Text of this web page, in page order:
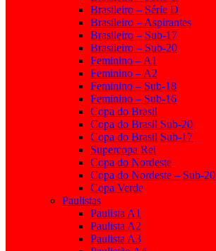
Brasileiro – Série D
Brasileiro – Aspirantes
Brasileiro – Sub-17
Brasileiro – Sub-20
Feminino – A1
Feminino – A2
Feminino – Sub-18
Feminino – Sub-16
Copa do Brasil
Copa do Brasil Sub-20
Copa do Brasil Sub-17
Supercopa Rei
Copa do Nordeste
Copa do Nordeste – Sub-20
Copa Verde
Paulistas
Paulista A1
Paulista A2
Paulista A3